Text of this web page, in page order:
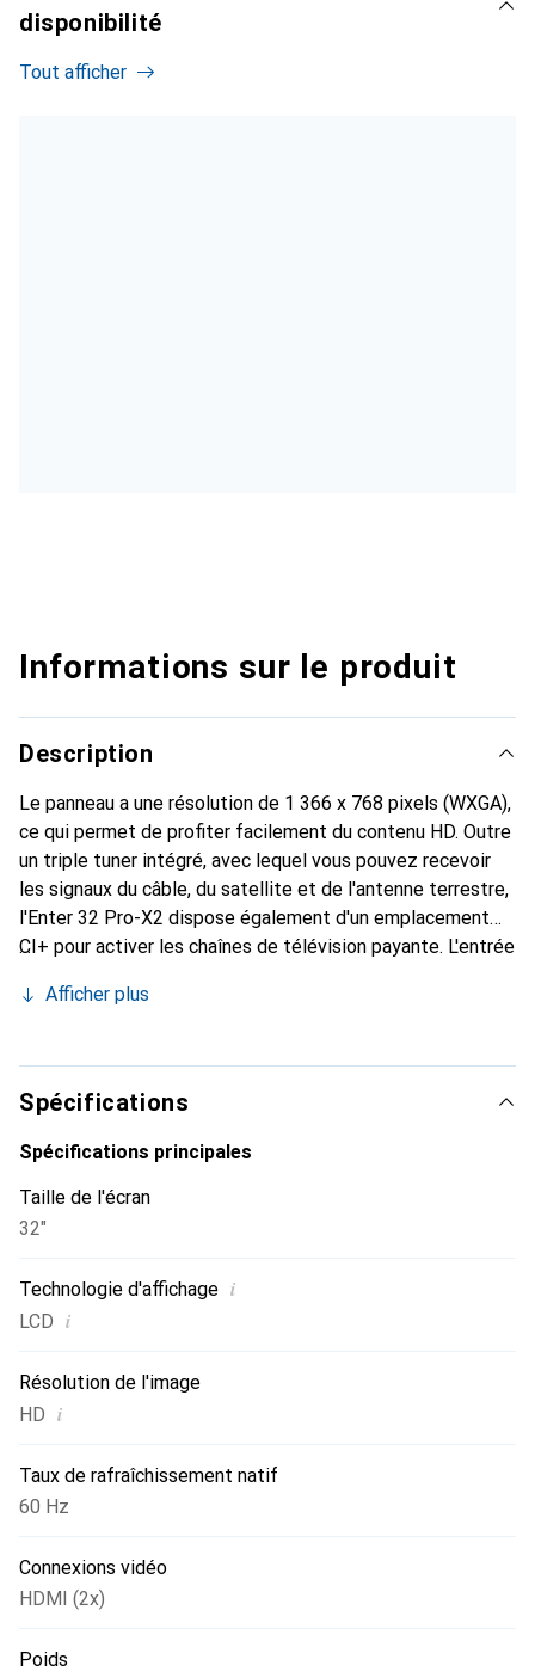
disponibilité
Tout afficher
Informations sur le produit
Description
Le panneau a une résolution de 1 366 x 768 pixels (WXGA),
ce qui permet de profiter facilement du contenu HD. Outre
un triple tuner intégré, avec lequel vous pouvez recevoir
les signaux du câble, du satellite et de l'antenne terrestre,
l'Enter 32 Pro-X2 dispose également d'un emplacement
CI+ pour activer les chaînes de télévision payante. L'entrée
disques durs avec un contenu multimédia pour afficher des
confort telles que l'EPG (Electronic Program Guide) et le
système de son stéréo de 6 W (RMS) complètent
l'ensemble. Comme l'Enter 32 Pro-X2 dispose de
connexions HDMI, il peut être utilisé non seulement
Afficher plus
Spécifications
Spécifications principales
Taille de l'écran
32"
Technologie d'affichage i
LCD i
Résolution de l'image
HD i
Taux de rafraîchissement natif
60 Hz
Connexions vidéo
HDMI (2x)
Poids